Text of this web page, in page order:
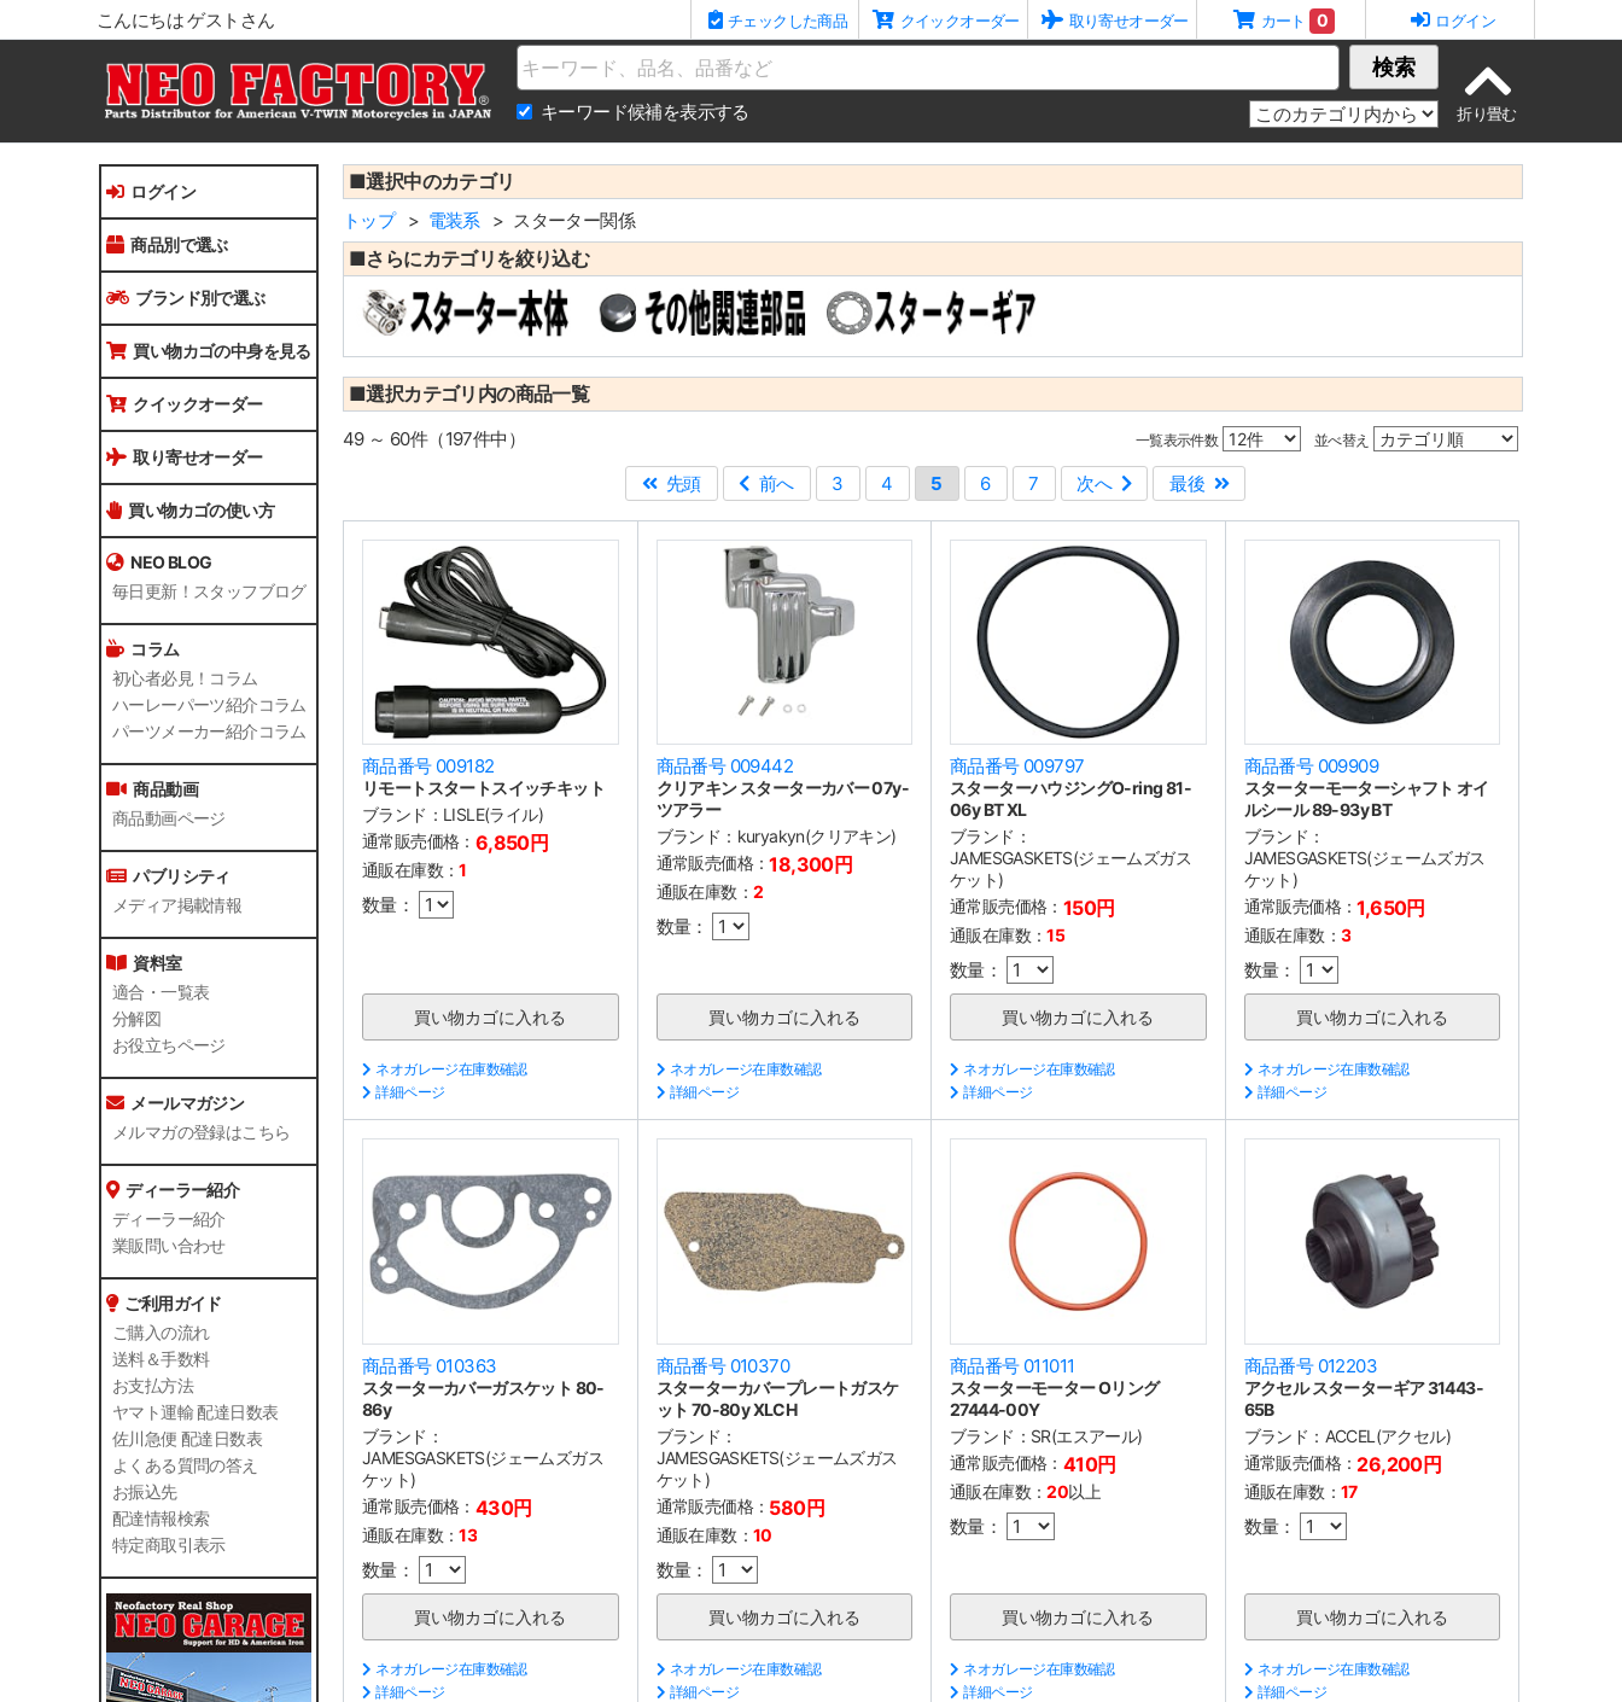
こんにちは ゲストさん チェックした商品 クイックオーダー 取り寄せオーダー カート 0 ログイン
Name 検索
キーワード候補を表示する
ログイン
商品別で選ぶ
ブランド別で選ぶ
買い物カゴの中身を見る
クイックオーダー
取り寄せオーダー
買い物カゴの使い方
NEO BLOG
毎日更新！スタッフブログ
コラム
初心者必見！コラム
ハーレーパーツ紹介コラム
パーツメーカー紹介コラム
商品動画
商品動画ページ
パブリシティ
メディア掲載情報
資料室
適合・一覧表
分解図
お役立ちページ
メールマガジン
メルマガの登録はこちら
ディーラー紹介
ディーラー紹介
業販問い合わせ
ご利用ガイド
ご購入の流れ
送料＆手数料
お支払方法
ヤマト運輸 配達日数表
佐川急便 配達日数表
よくある質問の答え
お振込先
配達情報検索
特定商取引表示
■選択中のカテゴリ
トップ 電装系 スターター関係
■さらにカテゴリを絞り込む
■選択カテゴリ内の商品一覧
一覧表示件数 並べ替え
49 ～ 60件（197件中）
先頭
前へ 3 4 5 6 7 次へ 最後
商品番号 009182
リモートスタートスイッチキット
ブランド： LISLE(ライル)
通常販売価格： 6,850円
通販在庫数：1
数量：
ネオガレージ在庫数確認
詳細ページ
商品番号 009442
クリアキン スターターカバー 07y-
ツアラー
ブランド： kuryakyn(クリアキン)
通常販売価格：18,300円
通販在庫数： 2
数量：
ネオガレージ在庫数確認
詳細ページ
商品番号 009797
スターターハウジングO-ring 81-
06y BT XL
ブランド：
JAMESGASKETS(ジェームズガス
ケット)
通常販売価格： 150円
通販在庫数：15
数量：
ネオガレージ在庫数確認
詳細ページ
商品番号 009909
スターターモーターシャフト オイ
ルシール 89-93y BT
ブランド：
JAMESGASKETS(ジェームズガス
ケット)
通常販売価格：1,650円
通販在庫数： 3
数量：
ネオガレージ在庫数確認
詳細ページ
商品番号 010363
スターターカバーガスケット 80-
86y
ブランド：
JAMESGASKETS(ジェームズガス
ケット)
通常販売価格： 430円
通販在庫数：13
数量：
ネオガレージ在庫数確認
詳細ページ
商品番号 010370
スターターカバープレートガスケ
ット 70-80y XLCH
ブランド：
JAMESGASKETS(ジェームズガス
ケット)
通常販売価格： 580円
通販在庫数： 10
数量：
ネオガレージ在庫数確認
詳細ページ
商品番号 011011
スターターモーター Oリング
27444-00Y
ブランド： SR(エスアール)
通常販売価格： 410円
通販在庫数：20以上
数量：
ネオガレージ在庫数確認
詳細ページ
商品番号 012203
アクセル スターターギア 31443-
65B
ブランド： ACCEL(アクセル)
通常販売価格： 26,200円
通販在庫数： 17
数量：
ネオガレージ在庫数確認
詳細ページ